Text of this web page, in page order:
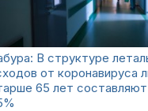
В структуре
от коронавируса
65 лет составляют